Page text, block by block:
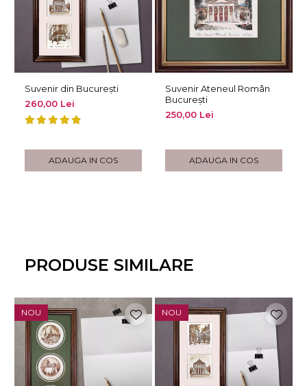
Suvenir din București
260,00 Lei
ADAUGA IN COS
Suvenir Ateneul Român
București
250,00 Lei
ADAUGA IN COS
PRODUSE SIMILARE
NOU NOU